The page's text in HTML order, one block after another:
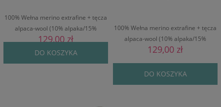
100% Wełna merino extrafine + tęcza
alpaca-wool (10% alpaka/15%
wełna/75% poliakryl) / 1200 m / 320 g
129,00 zł
DO KOSZYKA
100% Wełna merino extrafine + tęcza
alpaca-wool (10% alpaka/15%
wełna/75% poliakryl) / 1200 m / 320 g
129,00 zł
DO KOSZYKA